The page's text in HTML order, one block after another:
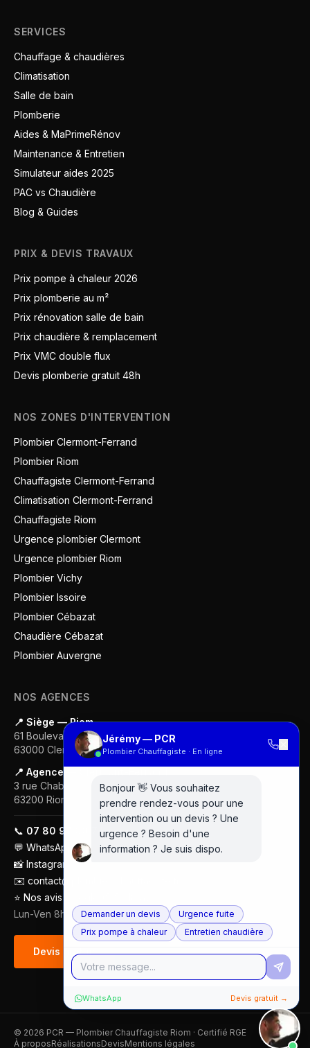
SERVICES
Chauffage & chaudières
Climatisation
Salle de bain
Plomberie
Aides & MaPrimeRénov
Maintenance & Entretien
Simulateur aides 2025
PAC vs Chaudière
Blog & Guides
PRIX & DEVIS TRAVAUX
Prix pompe à chaleur 2026
Prix plomberie au m²
Prix rénovation salle de bain
Prix chaudière & remplacement
Prix VMC double flux
Devis plomberie gratuit 48h
NOS ZONES D'INTERVENTION
Plombier Clermont-Ferrand
Plombier Riom
Chauffagiste Clermont-Ferrand
Climatisation Clermont-Ferrand
Chauffagiste Riom
Urgence plombier Clermont
Urgence plombier Riom
Plombier Vichy
Plombier Issoire
Plombier Cébazat
Chaudière Cébazat
Plombier Auvergne
NOS AGENCES
📍 Siège — Riom
61 Boulevard Gustave Flaubert
63000 Clermont-Ferrand
📍 Agence — Clermont-Ferrand
3 rue Chabrol
63200 Riom
📞 07 80 97 00 74
💬 WhatsApp
📸 Instagram
✉️ contact@plombier-chauffagiste.fr
⭐ Nos avis Google (5/5 · 18 avis)
Lun-Ven 8h-18h
Devis gratuit
© 2026 PCR — Plombier Chauffagiste Riom · Certifié RGE
À proposRéalisationsDevisMentions légales
Jérémy — PCR
Plombier Chauffagiste · En ligne
Bonjour 👋 Vous souhaitez
prendre rendez-vous pour une
intervention ou un devis ? Une
urgence ? Besoin d'une
information ? Je suis dispo.
Demander un devis
Urgence fuite
Prix pompe à chaleur
Entretien chaudière
WhatsApp Devis gratuit →